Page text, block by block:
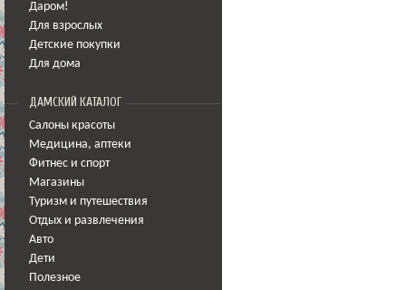
Даром!
Для взрослых
Детские покупки
Для дома
ДАМСКИЙ КАТАЛОГ
Салоны красоты
Медицина, аптеки
Фитнес и спорт
Магазины
Туризм и путешествия
Отдых и развлечения
Авто
Дети
Полезное